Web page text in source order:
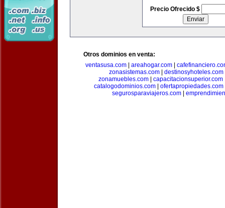
Precio Ofrecido $
Otros dominios en venta:
ventasusa.com
areahogar.com
zonasistemas.com| destinosyhoteles.com
zonamuebles.com| capacitacionsuperior.com
catalogodominios.com| ofertapropiedades.com
segurosparaviajeros.com